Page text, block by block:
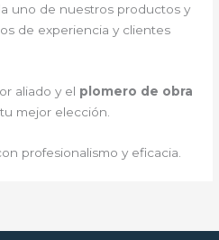
uno de nuestros productos y
de experiencia y clientes
aliado y el plomero de obra
tu mejor elección.
profesionalismo y eficacia.